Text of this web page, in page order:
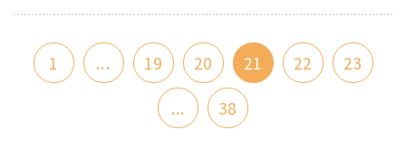
1 ... 19 20 21 22
23
...
38